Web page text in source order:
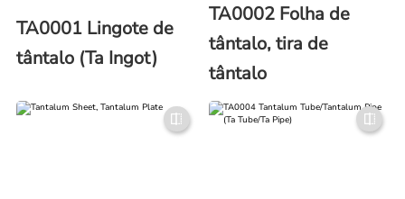
TA0001 Lingote de
tântalo (Ta Ingot)
TA0002 Folha de
tântalo, tira de
tântalo